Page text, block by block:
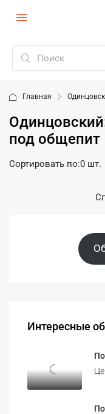
Главная
под общепит
0 шт.
Сортировать по:
Интересные